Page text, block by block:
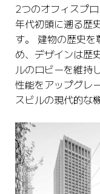
2つのオフィスプ
年代初頭に遡る歴
す。 建物の歴史を
め、デザインは歴
ルのロビーを維持
性能をアップグレ
スビルの現代的な